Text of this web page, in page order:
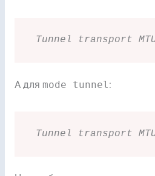
Tunnel transport
А для mode tunnel:
Tunnel transport